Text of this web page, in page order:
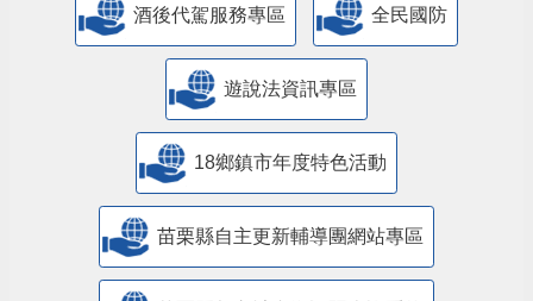
酒後代駕服務專區 全民國防
遊說法資訊專區
18鄉鎮市年度特色活動
苗栗縣自主更新輔導團網站專區